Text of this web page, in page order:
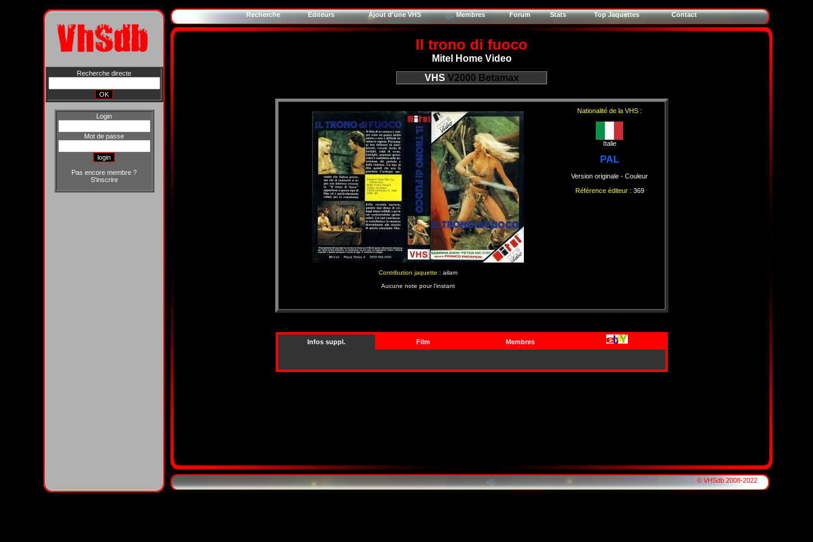
Recherche directe
Login
Mot de passe
Pas encore membre ?
S'inscrire
Recherche Editeurs Ajout d'une VHS Membres Forum Stats Top Jaquettes Contact
Il trono di fuoco
Mitel Home Video
VHS V2000 Betamax
Contribution jaquette : ailam
Aucune note pour l'instant
Nationalité de la VHS :
Italie
PAL
Version originale - Couleur
Référence éditeur : 369
Infos suppl. Film Membres
© VHSdb 2008-2022